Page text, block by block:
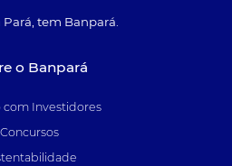
tem Banpará.
o Banpará
com Investidores
Concursos